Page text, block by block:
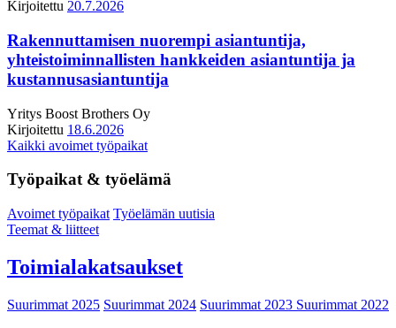
Kirjoitettu 20.7.2026
Rakennuttamisen nuorempi asiantuntija,
yhteistoiminnallisten hankkeiden asiantuntija ja
kustannusasiantuntija
Yritys Boost Brothers Oy
Kirjoitettu 18.6.2026
Kaikki avoimet työpaikat
Työpaikat & työelämä
Avoimet työpaikat Työelämän uutisia
Teemat & liitteet
Toimialakatsaukset
Suurimmat 2025 Suurimmat 2024 Suurimmat 2023 Suurimmat 2022